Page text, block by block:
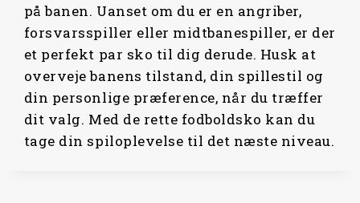
på banen. Uanset om du er en angriber,
forsvarsspiller eller midtbanespiller, er der
et perfekt par sko til dig derude. Husk at
overveje banens tilstand, din spillestil og
din personlige præference, når du træffer
dit valg. Med de rette fodboldsko kan du
tage din spiloplevelse til det næste niveau.